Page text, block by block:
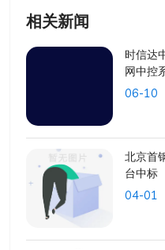
相关新闻
时信达
网中控
06-10
北京首
台中标
04-01